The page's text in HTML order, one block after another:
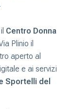
Centro Donna
Plinio il
aperto al
e ai servizi
Sportelli del